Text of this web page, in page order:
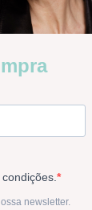
Creme
deste